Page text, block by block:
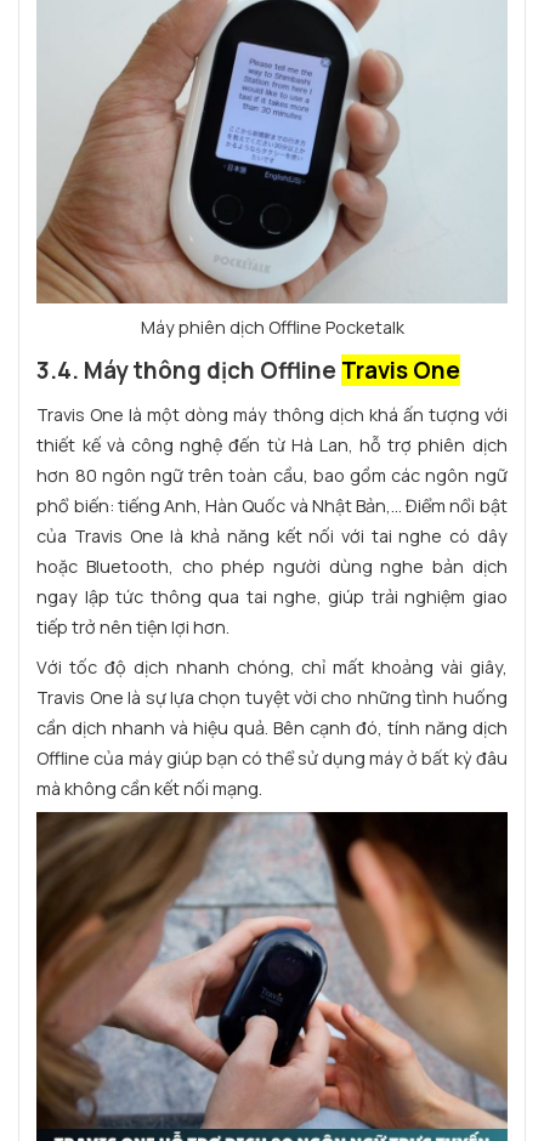
Máy phiên dịch Offline Pocketalk
3.4. Máy thông dịch Offline Travis One
Travis One là một dòng máy thông dịch khá ấn tượng với
thiết kế và công nghệ đến từ Hà Lan, hỗ trợ phiên dịch
hơn 80 ngôn ngữ trên toàn cầu, bao gồm các ngôn ngữ
phổ biến: tiếng Anh, Hàn Quốc và Nhật Bản,... Điểm nổi bật
của Travis One là khả năng kết nối với tai nghe có dây
hoặc Bluetooth, cho phép người dùng nghe bản dịch
ngay lập tức thông qua tai nghe, giúp trải nghiệm giao
tiếp trở nên tiện lợi hơn.
Với tốc độ dịch nhanh chóng, chỉ mất khoảng vài giây,
Travis One là sự lựa chọn tuyệt vời cho những tình huống
cần dịch nhanh và hiệu quả. Bên cạnh đó, tính năng dịch
Offline của máy giúp bạn có thể sử dụng máy ở bất kỳ đâu
mà không cần kết nối mạng.